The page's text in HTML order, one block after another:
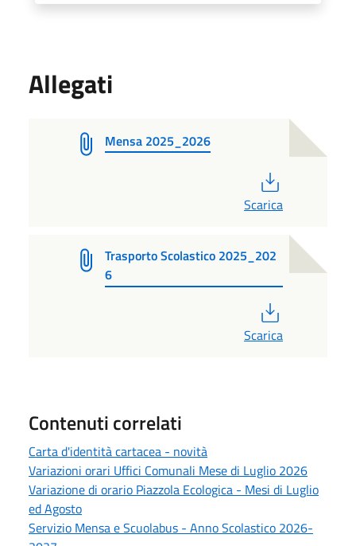
Allegati
Mensa 2025_2026
Scarica
Trasporto Scolastico 2025_202
6
Scarica
Contenuti correlati
Carta d'identità cartacea - novità
Variazioni orari Uffici Comunali Mese di Luglio 2026
Variazione di orario Piazzola Ecologica - Mesi di Luglio
ed Agosto
Servizio Mensa e Scuolabus - Anno Scolastico 2026-